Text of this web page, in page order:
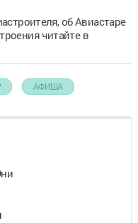
об Авиастаре
читайте в
АФИША